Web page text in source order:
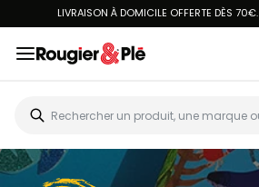
LIVRAISON À DOMICILE OFFERTE DÈS 70€.